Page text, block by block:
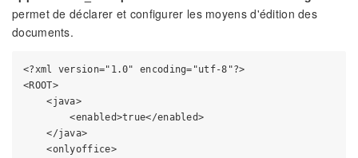
permet de déclarer et configurer les moyens d'édition des
documents.
<?xml version="1.0" encoding="utf-8"?>
<ROOT>
    <java>
        <enabled>true</enabled>
    </java>
    <onlyoffice>